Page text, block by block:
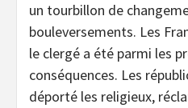
un tourbillon de
bouleversements. Les
le clergé a été parmi les
conséquences. Les
déporté les religieux,